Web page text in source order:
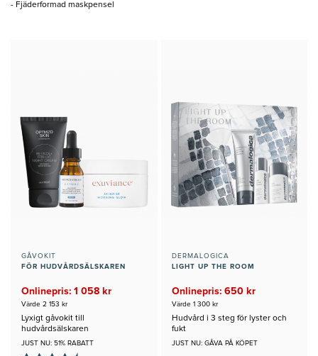
- Fjäderformad maskpensel
GÅVOKIT
FÖR HUDVÅRDSÄLSKAREN
Onlinepris: 1 058 kr
Värde 2 153 kr
Lyxigt gåvokit till
hudvårdsälskaren
JUST NU: 51% RABATT
DERMALOGICA
LIGHT UP THE ROOM
Onlinepris: 650 kr
Värde 1 300 kr
Hudvård i 3 steg för lyster och
fukt
JUST NU: GÅVA PÅ KÖPET